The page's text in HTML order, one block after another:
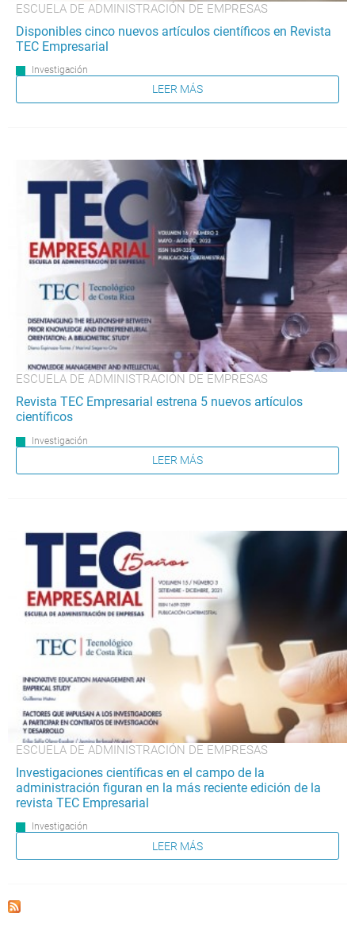
ESCUELA DE ADMINISTRACIÓN DE EMPRESAS
Disponibles cinco nuevos artículos científicos en Revista
TEC Empresarial
Investigación
LEER MÁS
ESCUELA DE ADMINISTRACIÓN DE EMPRESAS
Revista TEC Empresarial estrena 5 nuevos artículos
científicos
Investigación
LEER MÁS
ESCUELA DE ADMINISTRACIÓN DE EMPRESAS
Investigaciones científicas en el campo de la
administración figuran en la más reciente edición de la
revista TEC Empresarial
Investigación
LEER MÁS